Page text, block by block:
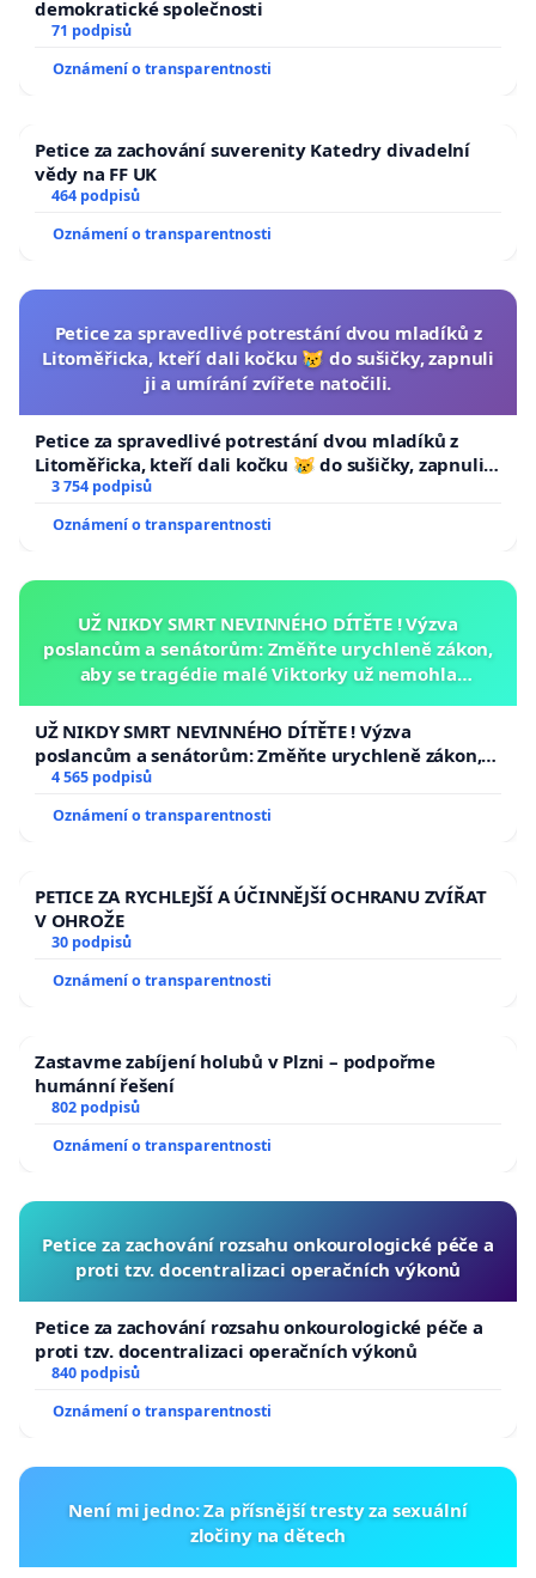
demokratické společnosti
71 podpisů
Oznámení o transparentnosti
Petice za zachování suverenity Katedry divadelní
vědy na FF UK
464 podpisů
Oznámení o transparentnosti
Petice za spravedlivé potrestání dvou mladíků z
Litoměřicka, kteří dali kočku 😿 do sušičky, zapnuli
ji a umírání zvířete natočili.
Petice za spravedlivé potrestání dvou mladíků z
Litoměřicka, kteří dali kočku 😿 do sušičky, zapnuli ji
a umírání zvířete natočili.
3 754 podpisů
Oznámení o transparentnosti
UŽ NIKDY SMRT NEVINNÉHO DÍTĚTE ! Výzva
poslancům a senátorům: Změňte urychleně zákon,
aby se tragédie malé Viktorky už nemohla
UŽ NIKDY SMRT NEVINNÉHO DÍTĚTE ! Výzva
poslancům a senátorům: Změňte urychleně zákon,
aby se tragédie malé Viktorky už nemohla opakovat!
4 565 podpisů
Oznámení o transparentnosti
PETICE ZA RYCHLEJŠÍ A ÚČINNĚJŠÍ OCHRANU ZVÍŘAT
V OHROŽE
30 podpisů
Oznámení o transparentnosti
Zastavme zabíjení holubů v Plzni – podpořme
humánní řešení
802 podpisů
Oznámení o transparentnosti
Petice za zachování rozsahu onkourologické péče a
proti tzv. docentralizaci operačních výkonů
Petice za zachování rozsahu onkourologické péče a
proti tzv. docentralizaci operačních výkonů
840 podpisů
Oznámení o transparentnosti
Není mi jedno: Za přísnější tresty za sexuální
zločiny na dětech